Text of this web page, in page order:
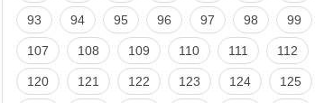
93 94 95 96 97 98 99
107 108 109 110 111 112
120 121 122 123 124 125